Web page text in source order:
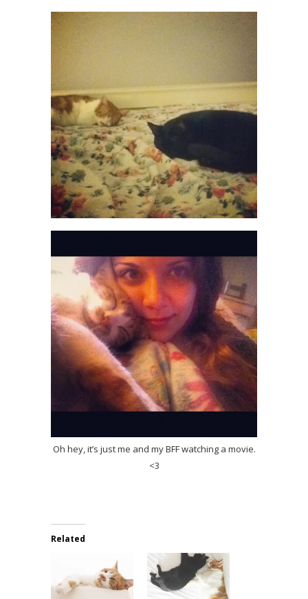
Oh hey, it’s just me and my BFF watching a movie.
<3
Related